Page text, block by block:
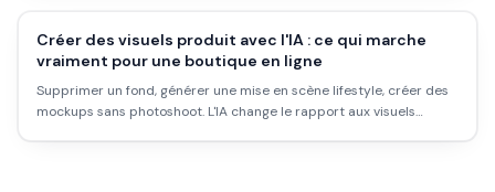
Créer des visuels produit avec l'IA : ce qui marche
vraiment pour une boutique en ligne
Supprimer un fond, générer une mise en scène lifestyle, créer des
mockups sans photoshoot. L'IA change le rapport aux visuels